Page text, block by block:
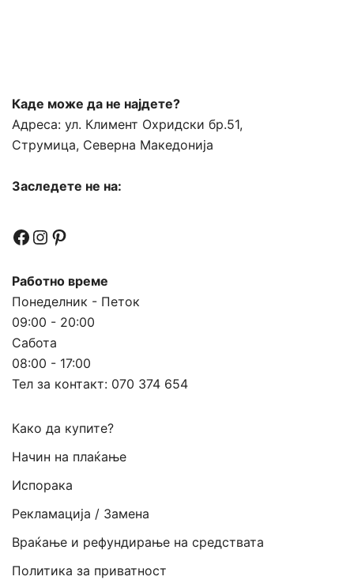
Каде може да не најдете?
Адреса: ул. Климент Охридски бр.51,
Струмица, Северна Македонија
Заследете не на:
Facebook
Instagram
Pinterest
Работно време
Понеделник - Петок
09:00 - 20:00
Сабота
08:00 - 17:00
Тел за контакт: 070 374 654
Како да купите?
Начин на плаќање
Испорака
Рекламација / Замена
Враќање и рефундирање на средствата
Политика за приватност